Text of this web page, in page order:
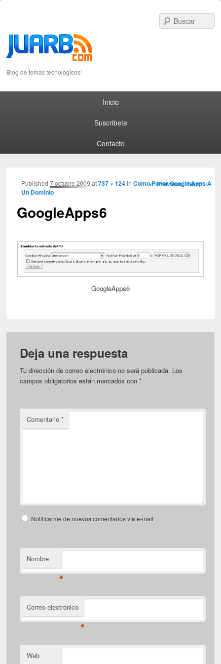
Blog de temas tecnologicos!
Inicio
Suscribete
Contacto
Image navigation
← Previous Next →
GoogleApps6
Published7 octubre 2009 at737 × 124inComo Poner Google Apps A
Un Dominio
GoogleApps6
Deja una respuesta
Tu dirección de correo electrónico no será publicada. Los
campos obligatorios están marcados con*
Comentario*
Notificarme de nuevos comentarios vía e-mail
Nombre
*
Correo electrónico
*
Web